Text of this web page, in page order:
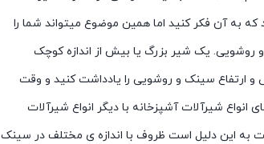
که به آن فکر کنید اما همین موضوع میتواند شما را
روشویی. یک شیر بزرگ یا بیش از اندازه کوچک
و ارتفاع سینک و روشویی را یادداشت کنید و وقت
شیرآلات آشپزخانه با دیگر انواع شیرآلات
به این دلیل است ظروف با اندازه ی مختلف در سینک